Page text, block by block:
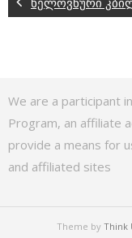
We are a participant
Program, an affiliate
provide a means for
and affiliated sites
Theme by Think